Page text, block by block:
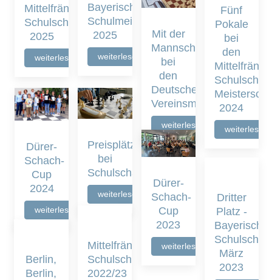
Mittelfränkische
Schulschachmeisterschaften
2025
weiterlesen
Bayerische
Schulmeisterschaften
2025
weiterlesen
Mit der
Mannschaft
bei
den
Deutschen
Vereinsmeisterschaften
weiterlesen
Fünf
Pokale
bei
den
2024
weiterlesen
Dürer-
Schach-
Cup
2024
weiterlesen
Preisplätze
bei
Schulschach
weiterlesen
Dürer-
Schach-
Cup
2023
weiterlesen
Dritter
Platz -
Bayerische
März
2023
Mittelfränkische
Schulschachmeisterschaft
2022/23
Berlin,
Berlin,